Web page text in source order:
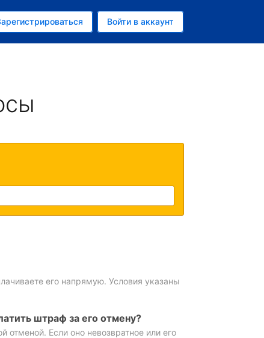
Войти в аккаунт
его напрямую. Условия указаны
штраф за его отмену?
отменой. Если оно невозвратное или его